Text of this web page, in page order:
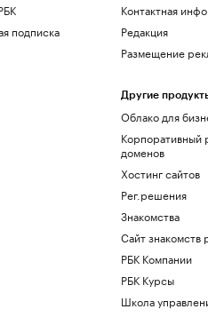
подписка
Контактная
Редакция
Размещение
Другие
Облако для
Корпоративный
доменов
Хостинг сайтов
Рег.решения
Знакомства
Сайт
РБК Компании
РБК Курсы
Школа